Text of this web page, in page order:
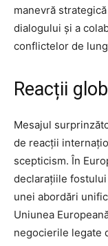
manevră
dialogului și a
conflictelor de
Reacții
Mesajul
de reacții
scepticism. În
declarațiile
unei abordări
Uniunea
negocierile legate